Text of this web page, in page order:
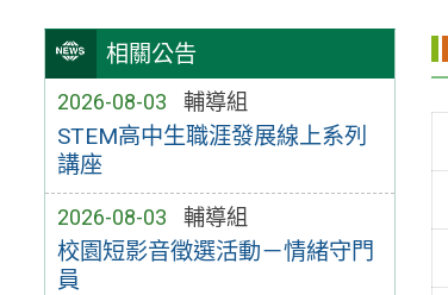
相關公告
2026-08-03 輔導組
STEM高中生職涯發展線上系列
講座
2026-08-03 輔導組
校園短影音徵選活動－情緒守門
員